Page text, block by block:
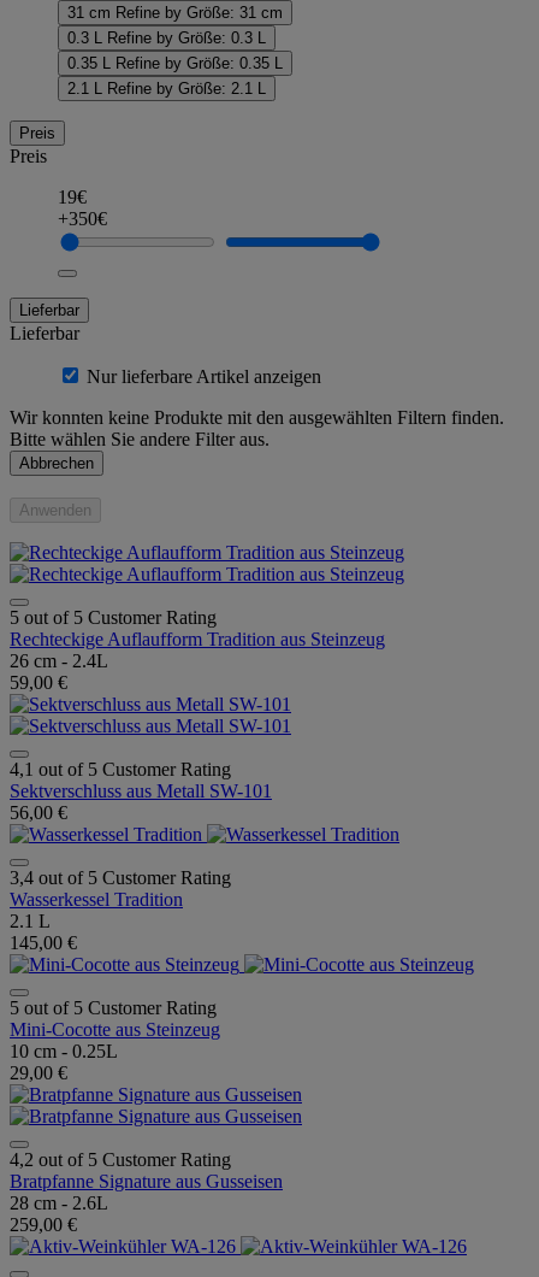
31 cm Refine by Größe: 31 cm
0.3 L
Refine by Größe: 0.3 L
0.35 L
Refine by Größe: 0.35 L
2.1 L
Refine by Größe: 2.1 L
Preis
Preis
19€
+350€
Lieferbar
Lieferbar
Nur lieferbare Artikel anzeigen
Wir konnten keine Produkte mit den ausgewählten Filtern finden.
Bitte wählen Sie andere Filter aus.
Abbrechen
Anwenden
5 out of 5 Customer Rating
Rechteckige Auflaufform Tradition aus Steinzeug
26 cm - 2.4L
59,00 €
4,1 out of 5 Customer Rating
Sektverschluss aus Metall SW-101
56,00 €
3,4 out of 5 Customer Rating
Wasserkessel Tradition
2.1 L
145,00 €
5 out of 5 Customer Rating
Mini-Cocotte aus Steinzeug
10 cm - 0.25L
29,00 €
4,2 out of 5 Customer Rating
Bratpfanne Signature aus Gusseisen
28 cm - 2.6L
259,00 €